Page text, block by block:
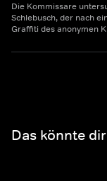
Die Kommissare
Schlebusch, der nach
Graffiti des anonymen
Das könnte